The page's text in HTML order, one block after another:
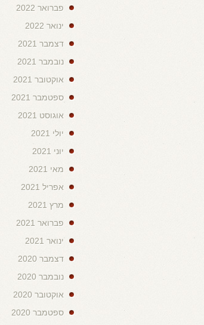
פברואר 2022
ינואר 2022
דצמבר 2021
נובמבר 2021
אוקטובר 2021
ספטמבר 2021
אוגוסט 2021
יולי 2021
יוני 2021
מאי 2021
אפריל 2021
מרץ 2021
פברואר 2021
ינואר 2021
דצמבר 2020
נובמבר 2020
אוקטובר 2020
ספטמבר 2020